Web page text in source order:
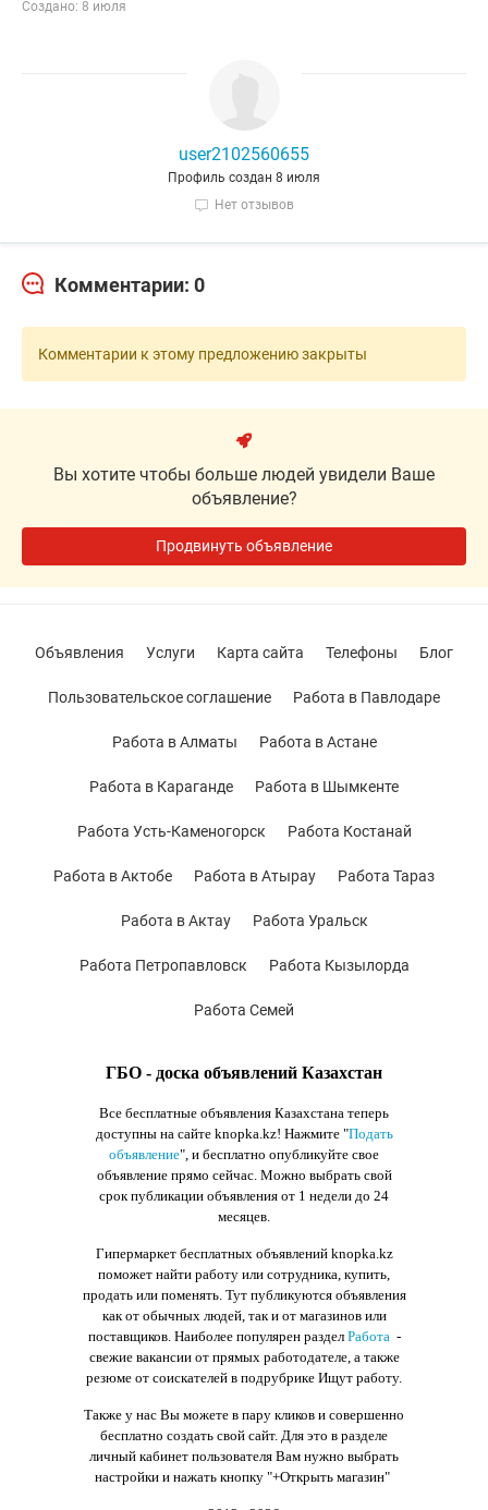
Создано: 8 июля
user2102560655
Профиль создан 8 июля
Нет отзывов
Комментарии: 0
Комментарии к этому предложению закрыты
Вы хотите чтобы больше людей увидели Ваше
объявление?
Продвинуть объявление
ГБО - доска объявлений Казахстан
Все бесплатные объявления Казахстана теперь
доступны на сайте knopka.kz! Нажмите "Подать
объявление", и бесплатно опубликуйте свое
объявление прямо сейчас. Можно выбрать свой
срок публикации объявления от 1 недели до 24
месяцев.
Гипермаркет бесплатных объявлений knopka.kz
поможет найти работу или сотрудника, купить,
продать или поменять. Тут публикуются объявления
как от обычных людей, так и от магазинов или
поставщиков. Наиболее популярен раздел Работа-
свежие вакансии от прямых работодателе, а также
резюме от соискателей в подрубрике Ищут работу.
Также у нас Вы можете в пару кликов и совершенно
бесплатно создать свой сайт. Для это в разделе
личный кабинет пользователя Вам нужно выбрать
настройки и нажать кнопку "+Открыть магазин"
Объявления Услуги Карта сайта Телефоны Блог
Пользовательское соглашение Работа в Павлодаре
Работа в Алматы Работа в Астане
Работа в Караганде Работа в Шымкенте
Работа Усть-Каменогорск Работа Костанай
Работа в Актобе Работа в Атырау Работа Тараз
Работа в Актау Работа Уральск
Работа Петропавловск Работа Кызылорда
Работа Семей